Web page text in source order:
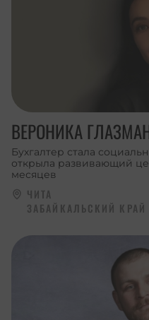
ВЕРОНИКА
Бухгалтер стала
открыла развивающий
месяцев
ЧИТА
ЗАБАЙКАЛЬСКИЙ КРАЙ